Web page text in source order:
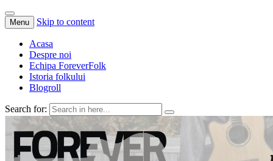
Menu Skip to content
Acasa
Despre noi
Echipa ForeverFolk
Istoria folkului
Blogroll
Search for:
ForeverFolk
Muzica sufletului tau